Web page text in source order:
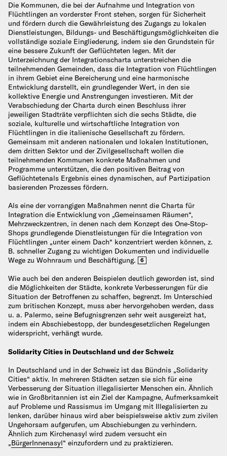
Die Kommunen, die bei der Aufnahme und Integration von
Flüchtlingen an vorderster Front stehen, sorgen für Sicherheit
und fördern durch die Gewährleistung des Zugangs zu lokalen
Dienstleistungen, Bildungs- und Beschäftigungsmöglichkeiten die
vollständige soziale Eingliederung, indem sie den Grundstein für
eine bessere Zukunft der Geflüchteten legen. Mit der
Unterzeichnung der Integrationscharta unterstreichen die
teilnehmenden Gemeinden, dass die Integration von Flüchtlingen
in ihrem Gebiet eine Bereicherung und eine harmonische
Entwicklung darstellt, ein grundlegender Wert, in den sie
kollektive Energie und Anstrengungen investieren. Mit der
Verabschiedung der Charta durch einen Beschluss ihrer
jeweiligen Stadträte verpflichten sich die sechs Städte, die
soziale, kulturelle und wirtschaftliche Integration von
Flüchtlingen in die italienische Gesellschaft zu fördern.
Gemeinsam mit anderen nationalen und lokalen Institutionen,
dem dritten Sektor und der Zivilgesellschaft wollen die
teilnehmenden Kommunen konkrete Maßnahmen und
Programme unterstützen, die den positiven Beitrag von
Geflüchtetenals Ergebnis eines dynamischen, auf Partizipation
basierenden Prozesses fördern.
Als eine der vorrangigen Maßnahmen nennt die Charta für
Integration die Entwicklung von „Gemeinsamen Räumen“,
Mehrzweckzentren, in denen nach dem Konzept des One-Stop-
Shops grundlegende Dienstleistungen für die Integration von
Flüchtlingen „unter einem Dach“ konzentriert werden können, z.
B. schneller Zugang zu wichtigen Dokumenten und individuelle
Wege zu Wohnraum und Beschäftigung.
6
Wie auch bei den anderen Beispielen deutlich geworden ist, sind
die Möglichkeiten der Städte, konkrete Verbesserungen für die
Situation der Betroffenen zu schaffen, begrenzt. Im Unterschied
zum britischen Konzept, muss aber hervorgehoben werden, dass
u. a. Palermo, seine Befugnisgrenzen sehr weit ausgereizt hat,
indem ein Abschiebestopp, der bundesgesetzlichen Regelungen
widerspricht, verhängt wurde.
Solidarity Cities in Deutschland und der Schweiz
In Deutschland und in der Schweiz ist das Bündnis „Solidarity
Cities“ aktiv. In mehreren Städten setzen sie sich für eine
Verbesserung der Situation illegalisierter Menschen ein. Ähnlich
wie in Großbritannien ist ein Ziel der Kampagne, Aufmerksamkeit
auf Probleme und Rassismus im Umgang mit Illegalisierten zu
lenken, darüber hinaus wird aber beispielsweise aktiv zum zivilen
Ungehorsam aufgerufen, um Abschiebungen zu verhindern.
Ähnlich zum Kirchenasyl wird zudem versucht ein
„BürgerInnenasyl“ einzufordern und zu praktizieren.